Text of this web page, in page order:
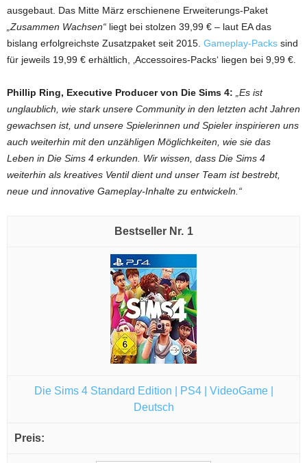
ausgebaut. Das Mitte März erschienene Erweiterungs-Paket
„Zusammen Wachsen“ liegt bei stolzen 39,99 € – laut EA das
bislang erfolgreichste Zusatzpaket seit 2015. Gameplay-Packs sind
für jeweils 19,99 € erhältlich, ‚Accessoires-Packs‘ liegen bei 9,99 €.
Phillip Ring, Executive Producer von Die Sims 4: „Es ist
unglaublich, wie stark unsere Community in den letzten acht Jahren
gewachsen ist, und unsere Spielerinnen und Spieler inspirieren uns
auch weiterhin mit den unzähligen Möglichkeiten, wie sie das
Leben in Die Sims 4 erkunden. Wir wissen, dass Die Sims 4
weiterhin als kreatives Ventil dient und unser Team ist bestrebt,
neue und innovative Gameplay-Inhalte zu entwickeln.“
1
Die Sims 4 Standard Edition | PS4 | VideoGame |
Deutsch